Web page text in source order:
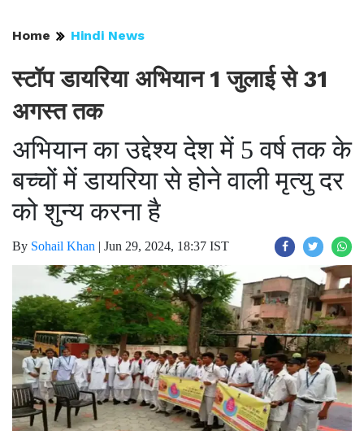
Home Hindi News
स्टॉप डायरिया अभियान 1 जुलाई से 31
अगस्त तक
अभियान का उद्देश्य देश में 5 वर्ष तक के
बच्चों में डायरिया से होने वाली मृत्यु दर
को शुन्य करना है
By Sohail Khan | Jun 29, 2024, 18:37 IST